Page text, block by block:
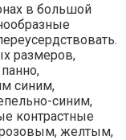
в большой
размеров,
синим,
синим,
контрастные
желтым,